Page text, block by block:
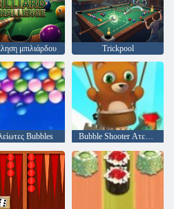
μπιλιάρδου Trickpool
Bubbles Bubble Shooter Ατελείωτες